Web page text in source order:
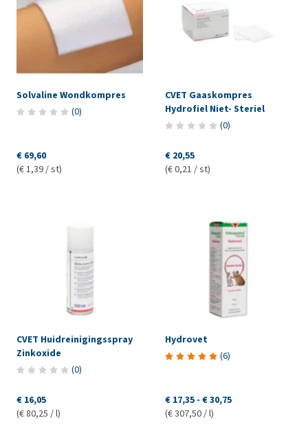
Solvaline Wondkompres
(0)
€ 69,60
(€ 1,39 / st)
CVET Gaaskompres
Hydrofiel Niet- Steriel
(0)
€ 20,55
(€ 0,21 / st)
CVET Huidreinigingsspray
Zinkoxide
(0)
€ 16,05
(€ 80,25 / l)
Hydrovet
(6)
€ 17,35 - € 30,75
(€ 307,50 / l)